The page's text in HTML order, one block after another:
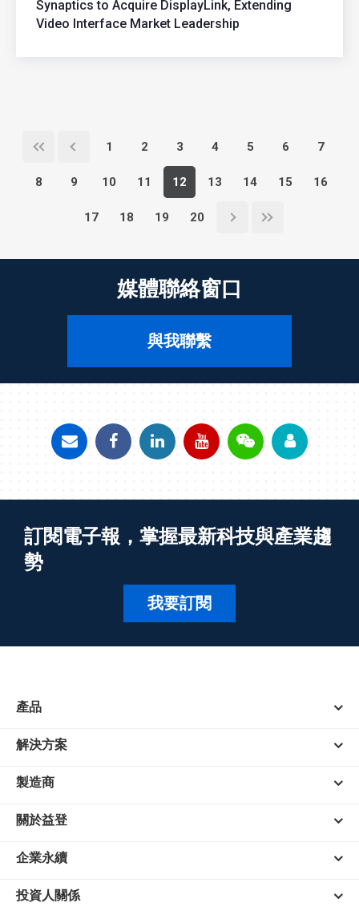
Synaptics to Acquire DisplayLink, Extending
Video Interface Market Leadership
1 2 3 4 5 6 7
8 9 10 11 12 13 14 15 16
17 18 19 20
媒體聯絡窗口
與我聯繫
訂閱電子報，掌握最新科技與產業趨
勢
我要訂閱
產品
解決方案
製造商
關於益登
企業永續
投資人關係